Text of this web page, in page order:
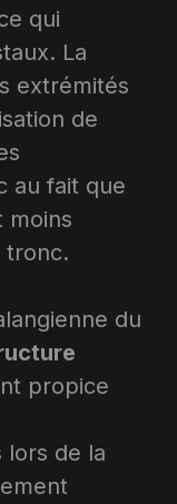
qui
La
extrémités
de
au fait que
moins
tronc.​
du
propice
lors de la